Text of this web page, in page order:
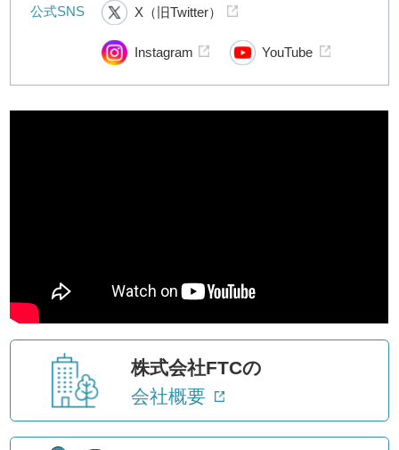
公式SNS
X（旧Twitter）
Instagram YouTube
株式会社FTCの
会社概要